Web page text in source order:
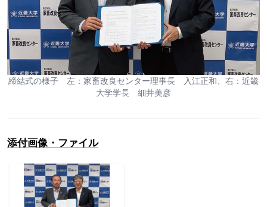
締結式の様子 左：家畜改良センター理事長 入江正和、右：近畿
大学学長 細井美彦
添付画像・ファイル